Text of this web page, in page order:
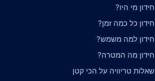
חידון מי היו?
חידון כל כמה זמן?
חידון למה משמש?
חידון מה המטרה?
שאלות טריוויה על הכי קטן